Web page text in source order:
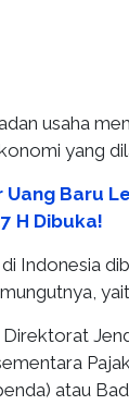
usaha
yang
Uang Baru
H Dibuka!
Indonesia
atau